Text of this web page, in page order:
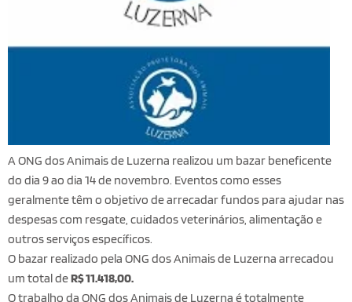
A ONG dos Animais de Luzerna realizou um bazar beneficente
do dia 9 ao dia 14 de novembro. Eventos como esses
geralmente têm o objetivo de arrecadar fundos para ajudar nas
despesas com resgate, cuidados veterinários, alimentação e
outros serviços específicos.
O bazar realizado pela ONG dos Animais de Luzerna arrecadou
um total deR$ 11.418,00.
O trabalho da ONG dos Animais de Luzerna é totalmente